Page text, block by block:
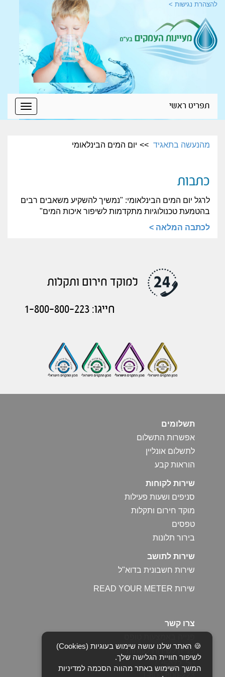
להצהרת נגישות >
Toggle
תפריט ראשי
מהנעשה בתאגיד יום המים הבינלאומי
כתבות
לרגל יום המים הבינלאומי: "נמשיך להשקיע משאבים רבים
בהטמעת טכנולוגיות מתקדמות לשיפור איכות המים"
לכתבה המלאה >
למוקד חירום ותקלות
חייגו: 1-800-800-223
תשלומים
אפשרות התשלום
לתשלום אונליין
הוראות קבע
שירות לקוחות
סניפים ושעות פעילות
מוקד חירום ותקלות
טפסים
בירור תלונות
שירות לתושב
שירות חשבונית בדוא"ל
שירות READ YOUR METER
צרו קשר
פנייה לשירות לקוחות
1-800-800-223
🍪 האתר שלנו עושה שימוש בעוגיות (Cookies)
לשיפור חוויית הגלישה שלך.
המשך השימוש באתר מהווה הסכמה למדיניות